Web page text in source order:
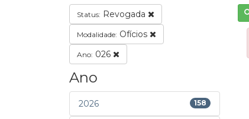
Status: Revogada
Modalidade: Ofícios
Ano: 026
Ano
2026 158